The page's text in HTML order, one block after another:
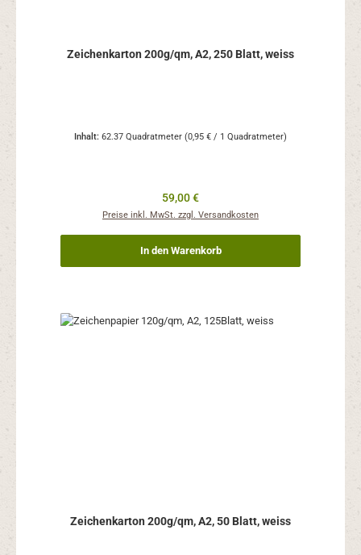
Zeichenkarton 200g/qm, A2, 250 Blatt, weiss
Inhalt: 62.37 Quadratmeter (0,95 € / 1 Quadratmeter)
Regulärer Preis:
59,00 €
Preise inkl. MwSt. zzgl. Versandkosten
In den Warenkorb
Zeichenkarton 200g/qm, A2, 50 Blatt, weiss